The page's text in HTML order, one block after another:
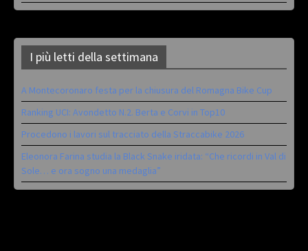
I più letti della settimana
A Montecoronaro festa per la chiusura del Romagna Bike Cup
Ranking UCI: Avondetto N.2. Berta e Corvi in Top10
Procedono i lavori sul tracciato della Straccabike 2026
Eleonora Farina studia la Black Snake iridata: “Che ricordi in Val di
Sole… e ora sogno una medaglia”